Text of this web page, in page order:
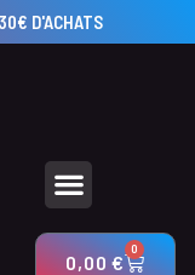
D'ACHATS
0,00€
0